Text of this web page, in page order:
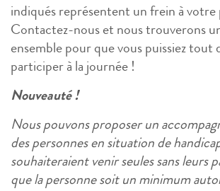
indiqués représentent un frein à
Contactez-nous et nous trouverons
ensemble pour que vous puissiez tout
participer à la journée !
Nouveauté !
Nous pouvons proposer un
des personnes en situation de
souhaiteraient venir seules sans leurs
que la personne soit un minimum